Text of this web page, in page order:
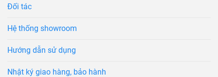
Đối tác
Hệ thống showroom
Hướng dẫn sử dụng
Nhật ký giao hàng, bảo hành